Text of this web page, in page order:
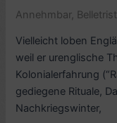
Annehmbar,
Vielleicht loben
weil er urenglische
Kolonialerfahrung
gediegene Rituale,
Nachkriegswinter,